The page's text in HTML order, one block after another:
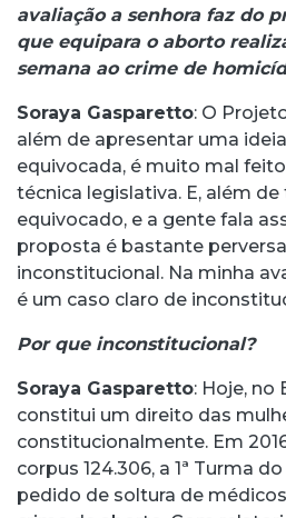
avaliação a senhora faz do
que equipara o aborto
semana ao crime de
Soraya Gasparetto: O
além de apresentar uma
equivocada, é muito mal
técnica legislativa. E, além
equivocado, e a gente fala
proposta é bastante
inconstitucional. Na minha
é um caso claro de
Por que inconstitucional?
Soraya Gasparetto: Hoje, no
constitui um direito das
constitucionalmente. Em
corpus 124.306, a 1ª Turma
pedido de soltura de